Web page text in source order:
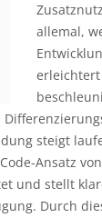
allemal,
steigt
Ansatz
und stellt
Durch